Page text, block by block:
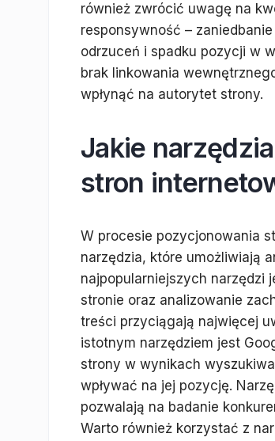
również zwrócić uwagę na
responsywność –
odrzuceń i spadku pozycji w
brak linkowania
wpłynąć na autorytet strony.
Jakie
stron
W procesie pozycjonowania
narzędzia, które umożliwiają
najpopularniejszych narzędzi
stronie oraz analizowanie
treści przyciągają najwięcej
istotnym narzędziem jest
strony w wynikach
wpływać na jej pozycję.
pozwalają na badanie
Warto również korzystać z